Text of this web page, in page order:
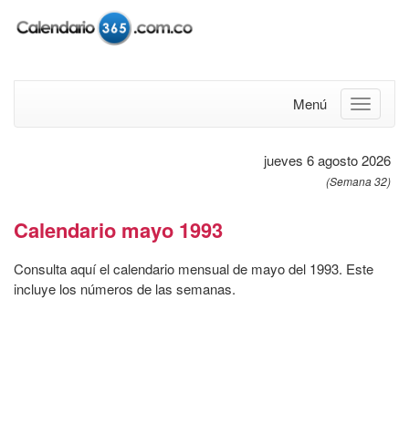
Menú
jueves 6 agosto 2026
(Semana 32)
Calendario mayo 1993
Consulta aquí el calendario mensual de mayo del 1993. Este
incluye los números de las semanas.